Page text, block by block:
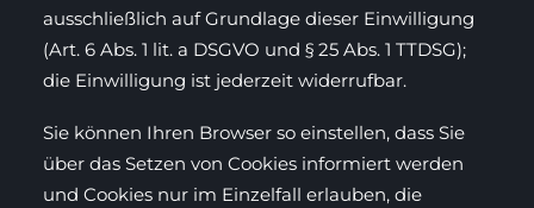
ausschließlich auf Grundlage dieser Einwilligung
(Art. 6 Abs. 1 lit. a DSGVO und § 25 Abs. 1 TTDSG);
die Einwilligung ist jederzeit widerrufbar.
Sie können Ihren Browser so einstellen, dass Sie
über das Setzen von Cookies informiert werden
und Cookies nur im Einzelfall erlauben, die